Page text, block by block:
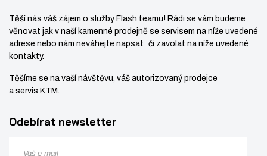
Těší nás váš zájem o služby Flash teamu! Rádi se vám budeme
věnovat jak v naší kamenné prodejně se servisem na níže uvedené
adrese nebo nám neváhejte napsat či zavolat na níže uvedené
kontakty.
Těšíme se na vaší návštěvu, váš autorizovaný prodejce
a servis KTM.
Odebírat newsletter